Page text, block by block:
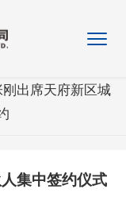
刚出席天府新区城
集中签约仪式